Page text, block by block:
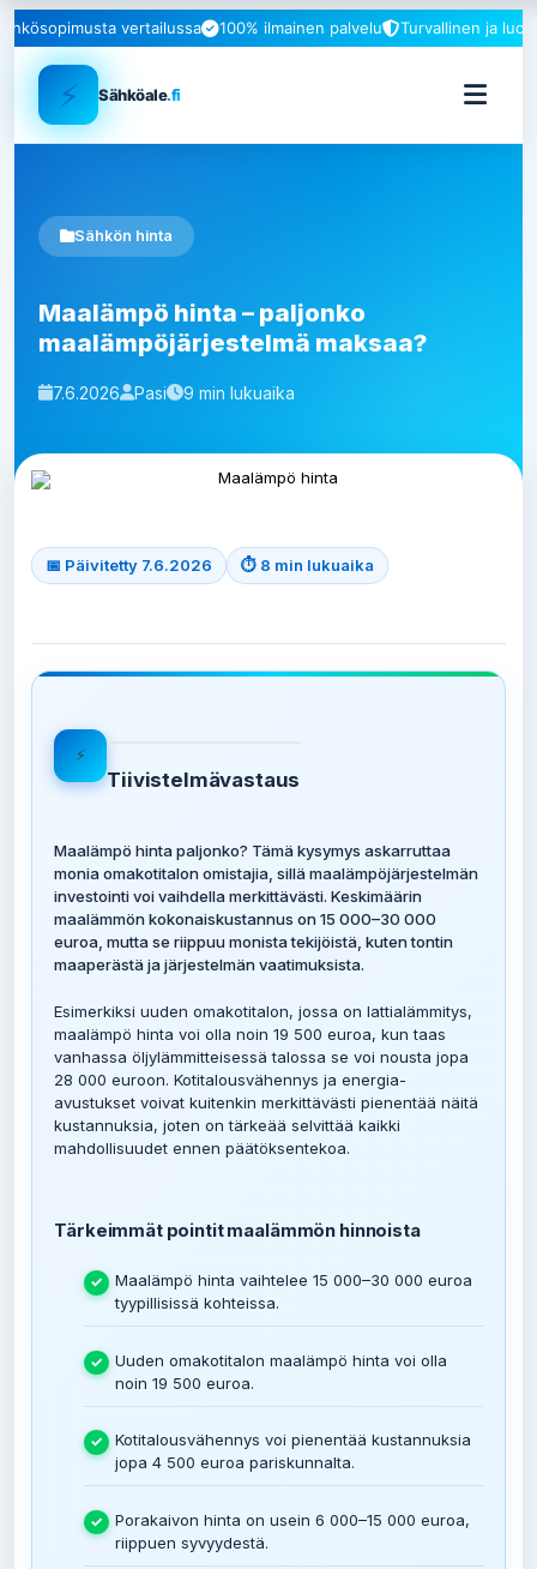
vertailussa 100% ilmainen palvelu Turvallinen ja
⚡ Sähköale.fi
Sähkön hinta
Maalämpö hinta – paljonko
maalämpöjärjestelmä maksaa?
7.6.2026 Pasi 9 min lukuaika
📅 Päivitetty 7.6.2026 ⏱ 8 min lukuaika
⚡
Tiivistelmävastaus
Maalämpö hinta paljonko? Tämä kysymys askarruttaa
monia omakotitalon omistajia, sillä maalämpöjärjestelmän
investointi voi vaihdella merkittävästi. Keskimäärin
maalämmön kokonaiskustannus on 15 000–30 000
euroa, mutta se riippuu monista tekijöistä, kuten tontin
maaperästä ja järjestelmän vaatimuksista.
Esimerkiksi uuden omakotitalon, jossa on lattialämmitys,
maalämpö hinta voi olla noin 19 500 euroa, kun taas
vanhassa öljylämmitteisessä talossa se voi nousta jopa
28 000 euroon. Kotitalousvähennys ja energia-
avustukset voivat kuitenkin merkittävästi pienentää näitä
kustannuksia, joten on tärkeää selvittää kaikki
mahdollisuudet ennen päätöksentekoa.
Tärkeimmät pointit maalämmön hinnoista
Maalämpö hinta vaihtelee 15 000–30 000 euroa
tyypillisissä kohteissa.
Uuden omakotitalon maalämpö hinta voi olla
noin 19 500 euroa.
Kotitalousvähennys voi pienentää kustannuksia
jopa 4 500 euroa pariskunnalta.
Porakaivon hinta on usein 6 000–15 000 euroa,
riippuen syvyydestä.